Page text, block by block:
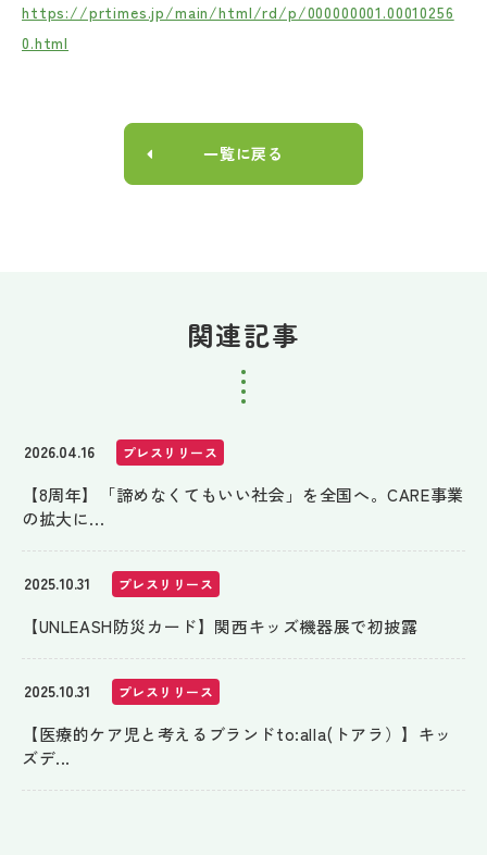
https://prtimes.jp/main/html/rd/p/000000001.00010256
0.html
一覧に戻る
関連記事
2026.04.16 プレスリリース
【8周年】「諦めなくてもいい社会」を全国へ。CARE事業
の拡大に...
2025.10.31 プレスリリース
【UNLEASH防災カード】関西キッズ機器展で初披露
2025.10.31 プレスリリース
【医療的ケア児と考えるブランドto:alla(トアラ）】キッ
ズデ...